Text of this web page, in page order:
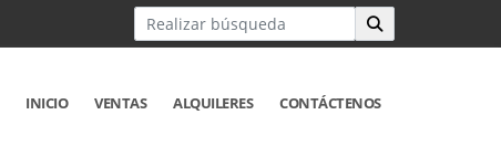
INICIO VENTAS ALQUILERES CONTÁCTENOS